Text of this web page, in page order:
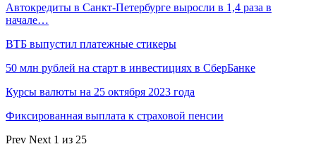
Автокредиты в Санкт-Петербурге выросли в 1,4 раза в
начале…
ВТБ выпустил платежные стикеры
50 млн рублей на старт в инвестициях в СберБанке
Курсы валюты на 25 октября 2023 года
Фиксированная выплата к страховой пенсии
Prev Next 1 из 25